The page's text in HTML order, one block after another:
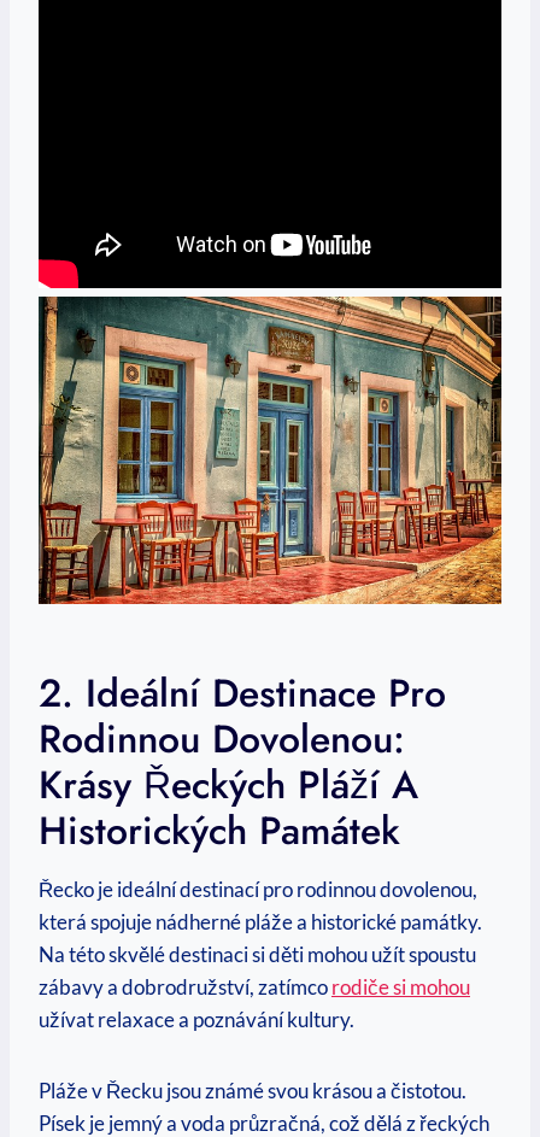
2. Ideální Destinace Pro
Rodinnou Dovolenou:
Krásy Řeckých Pláží A
Historických Památek
Řecko je ideální destinací pro rodinnou ⁢dovolenou,
která spojuje nádherné pláže a historické památky. ​
Na‌ této skvělé destinaci si děti mohou užít spoustu‍
zábavy a‍ dobrodružství, zatímcorodiče si mohou
užívat relaxace⁢ a ‍poznávání ‍kultury.
Pláže v Řecku jsou ⁢známé svou krásou a čistotou.
Písek je jemný a ​voda průzračná, což dělá z‍ řeckých